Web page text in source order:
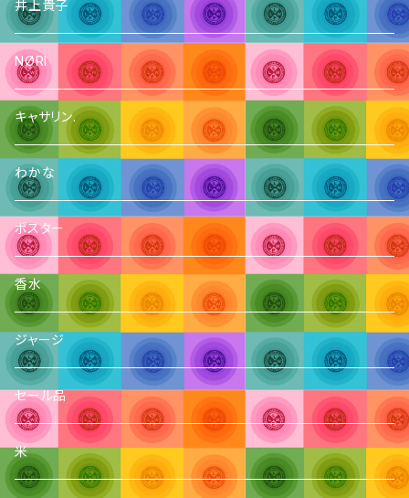
井上貴子
NØRI
キャサリン.
わかな
ポスター
香水
ジャージ
セール品
米